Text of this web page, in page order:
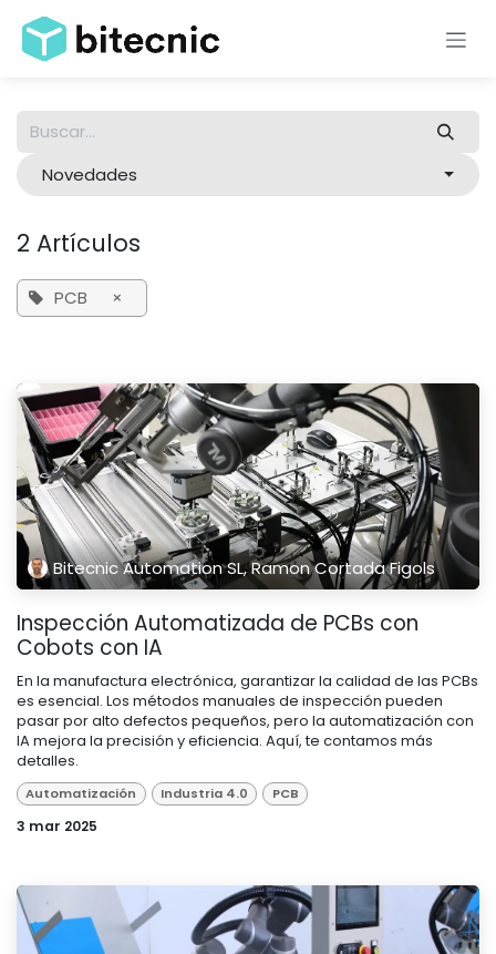
Novedades
2 Artículos
PCB ×
Bitecnic Automation SL, Ramon Cortada Figols
Inspección Automatizada de PCBs con
Cobots con IA
En la manufactura electrónica, garantizar la calidad de las PCBs
es esencial. Los métodos manuales de inspección pueden
pasar por alto defectos pequeños, pero la automatización con
IA mejora la precisión y eficiencia. Aquí, te contamos más
detalles.
Automatización Industria 4.0 PCB
3 mar 2025